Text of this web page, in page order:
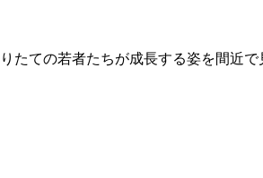
たての若者たちが成長する姿を間近で